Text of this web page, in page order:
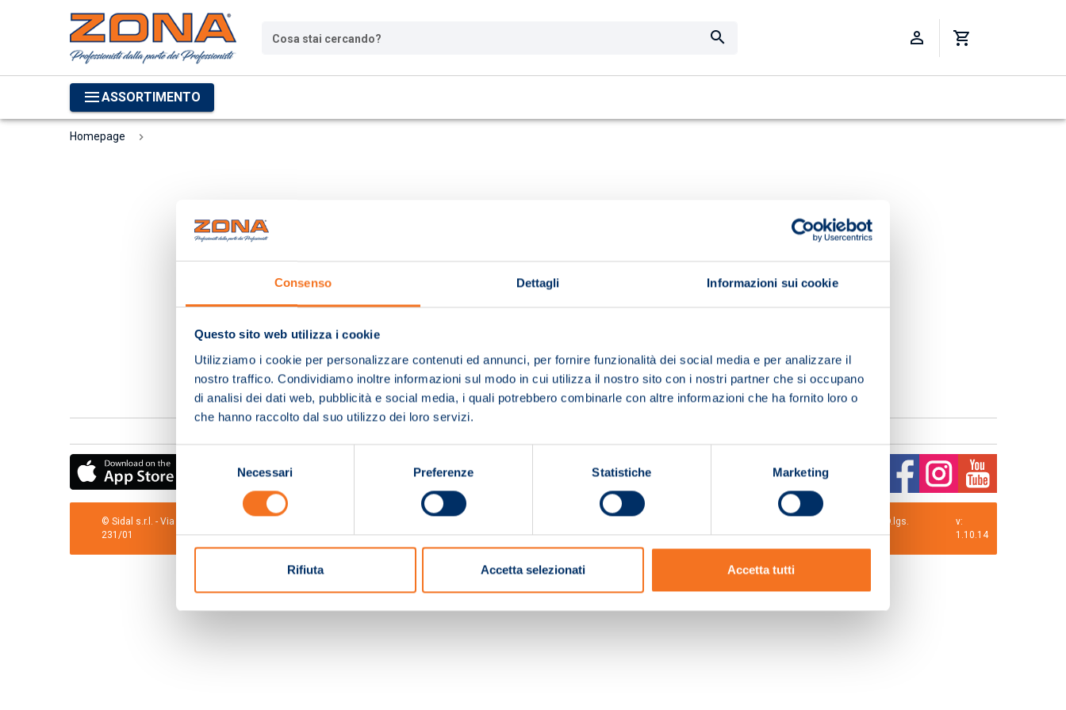
Consenso Dettagli Informazioni sui cookie
Questo sito web utilizza i cookie
Utilizziamo i cookie per personalizzare contenuti ed annunci, per fornire funzionalità dei social media e per analizzare il
nostro traffico. Condividiamo inoltre informazioni sul modo in cui utilizza il nostro sito con i nostri partner che si occupano
di analisi dei dati web, pubblicità e social media, i quali potrebbero combinarle con altre informazioni che ha fornito loro o
che hanno raccolto dal suo utilizzo dei loro servizi.
Selezione
consenso
Necessari Preferenze Statistiche Marketing
Rifiuta Accetta selezionati Accetta tutti
Cosa stai cercando?
ASSORTIMENTO
Homepage
© Sidal s.r.l. - Via S.Agostino,50, 51100 Pistoia - Cod.Fisc. e Registro Imprese Pistoia 01680210505 – R.E.A. n.155974 - Cap.Soc. € 2.000.000,00 i.v. La Società adotta il Codice Etico D.lgs.
231/01
v:
1.10.14